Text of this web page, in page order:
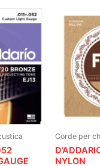
Corde per
NYLON